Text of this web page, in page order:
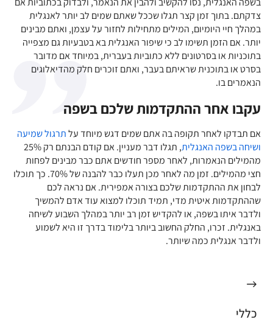
כללי
צדקתם. בתוך זמן קצר תגלו שככל שאתם שמים לב יותר לאנגלית
במהלך חיי היומיום, המילים מתחילות לחזור על עצמן, ואתם מבינים
יותר. אם הזמן תשימו לב כי שיפור האנגלית בא בטבעיות גם מצפייה
בתוכניות או בסרטונים ללא כתוביות בעברית, במיוחד אם מדובר
בסרט או בתוכנית שראיתם בעבר, ואתם זוכרים חלק מהדיאלוגים
הנאמרים בו.
עקבו אחר ההתקדמות שלכם בשפה
אם תבדקו לאחר תקופה בה אתם שמים דגש מיוחד עלתרגול שמיעה
ושיחה בשפה האנגלית
, תגלו דבר מעניין. אם קודם הבנתם רק 25%
מהמילים הנאמרות, לאחר מספר חודשים אתם כבר מבינים לפחות
חצי מהמילים. זמן מה לאחר מכן תעלו כבר להבנה של 70%. כך תוכלו
לבחון את ההתקדמות שלכם בצורה אמפירית. אם נראה לכם
שההתקדמות איטית מדי, תמיד תוכלו למצוא עוד אדם להמשיך
ולדבר איתו בשפה, או להקדיש זמן רב יותר במהלך השבוע לשיחה
באנגלית. זכרו, החלק החשוב ביותר בלימוד בדרך זו היא לשמוע
ולדבר אנגלית כמה שיותר.